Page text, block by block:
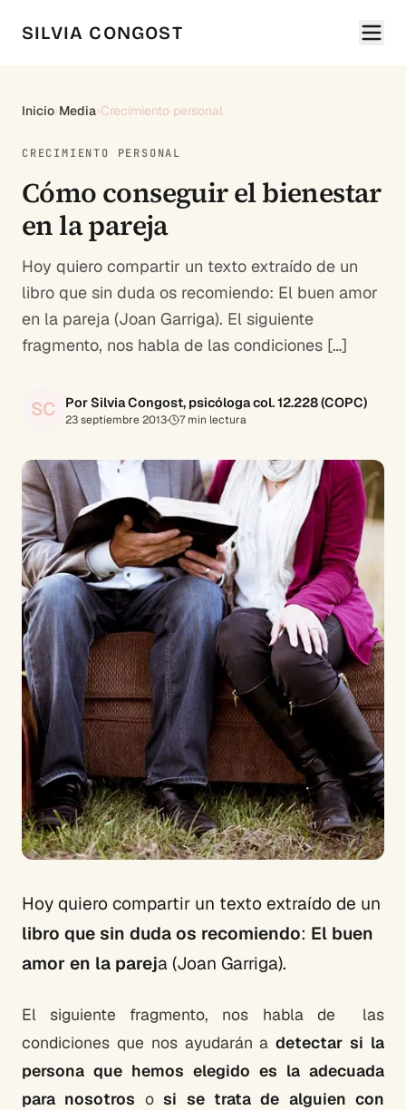
SILVIA CONGOST
Inicio›Media›Crecimiento personal
CRECIMIENTO PERSONAL
Cómo conseguir el bienestar
en la pareja
Hoy quiero compartir un texto extraído de un
libro que sin duda os recomiendo: El buen amor
en la pareja (Joan Garriga). El siguiente
fragmento, nos habla de las condiciones […]
SC Por Silvia Congost, psicóloga col. 12.228 (COPC)
23 septiembre 2013· 7min lectura
Hoy quiero compartir un texto extraído de un
libro que sin duda os recomiendo: El buen
amor en la pareja (Joan Garriga).
El siguiente fragmento, nos habla de las
condiciones que nos ayudarán adetectar si la
persona que hemos elegido es la adecuada
para nosotros osi se trata de alguien con